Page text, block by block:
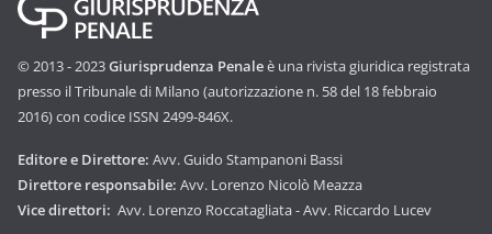
© 2013 - 2023Giurisprudenza Penaleè una rivista giuridica registrata
presso il Tribunale di Milano (autorizzazione n. 58 del 18 febbraio
2016) con codice ISSN 2499-846X.
Editore e Direttore: Avv. Guido Stampanoni Bassi
Direttore responsabile: Avv. Lorenzo Nicolò Meazza
Vice direttori: Avv. Lorenzo Roccatagliata - Avv. Riccardo Lucev